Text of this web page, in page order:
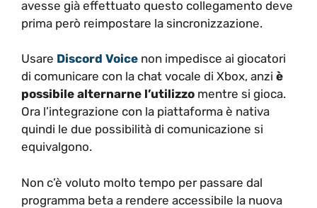
avesse già effettuato questo collegamento deve
prima però reimpostare la sincronizzazione.
Usare Discord Voice non impedisce ai giocatori
di comunicare con la chat vocale di Xbox, anzi è
possibile alternarne l’utilizzo mentre si gioca.
Ora l’integrazione con la piattaforma è nativa
quindi le due possibilità di comunicazione si
equivalgono.
Non c’è voluto molto tempo per passare dal
programma beta a rendere accessibile la nuova